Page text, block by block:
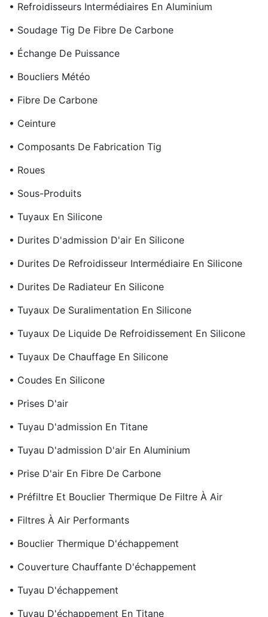
• Refroidisseurs Intermédiaires En Aluminium
• Soudage Tig De Fibre De Carbone
• Échange De Puissance
• Boucliers Météo
• Fibre De Carbone
• Ceinture
• Composants De Fabrication Tig
• Roues
• Sous-Produits
• Tuyaux En Silicone
• Durites D'admission D'air En Silicone
• Durites De Refroidisseur Intermédiaire En Silicone
• Durites De Radiateur En Silicone
• Tuyaux De Suralimentation En Silicone
• Tuyaux De Liquide De Refroidissement En Silicone
• Tuyaux De Chauffage En Silicone
• Coudes En Silicone
• Prises D'air
• Tuyau D'admission En Titane
• Tuyau D'admission D'air En Aluminium
• Prise D'air En Fibre De Carbone
• Préfiltre Et Bouclier Thermique De Filtre À Air
• Filtres À Air Performants
• Bouclier Thermique D'échappement
• Couverture Chauffante D'échappement
• Tuyau D'échappement
• Tuyau D'échappement En Titane